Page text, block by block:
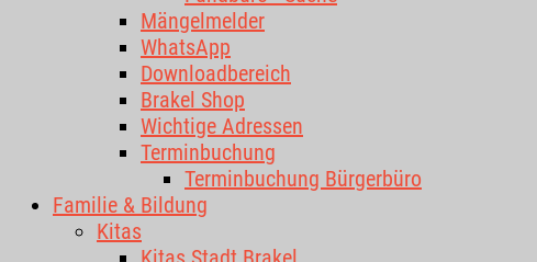
Mängelmelder
WhatsApp
Downloadbereich
Brakel Shop
Wichtige Adressen
Terminbuchung
Terminbuchung Bürgerbüro
Familie & Bildung
Kitas